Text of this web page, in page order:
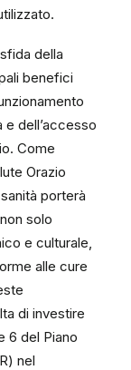
della
benefici
e dell’accesso
Come
Orazio
porterà
solo
e culturale,
alle cure
di investire
6 del Piano
nel